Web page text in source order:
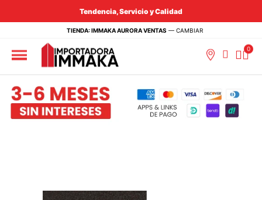
Tendencia, Servicio y Calidad
TIENDA: IMMAKA AURORA VENTAS — CAMBIAR